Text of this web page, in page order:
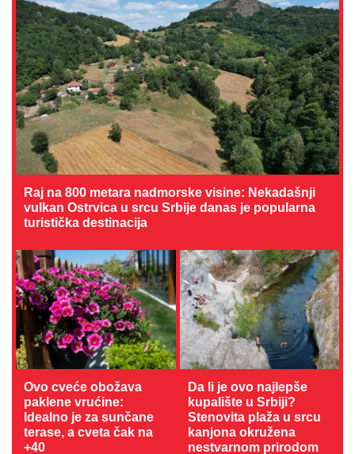
Raj na 800 metara nadmorske visine: Nekadašnji
vulkan Ostrvica u srcu Srbije danas je popularna
turistička destinacija
Ovo cveće obožava
paklene vrućine:
Idealno je za sunčane
terase, a cveta čak na
+40
Da li je ovo najlepše
kupalište u Srbiji?
Stenovita plaža u srcu
kanjona okružena
nestvarnom prirodom